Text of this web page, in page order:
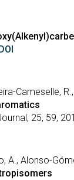
Cameselle,
25, 59,
A., Alonso-